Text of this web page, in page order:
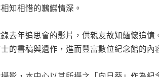
知相惜的鶼鰈情深。
去年追思會的影片，供親友故知緬懷追
的書稿與遺作，進而豐富數位紀念館的內